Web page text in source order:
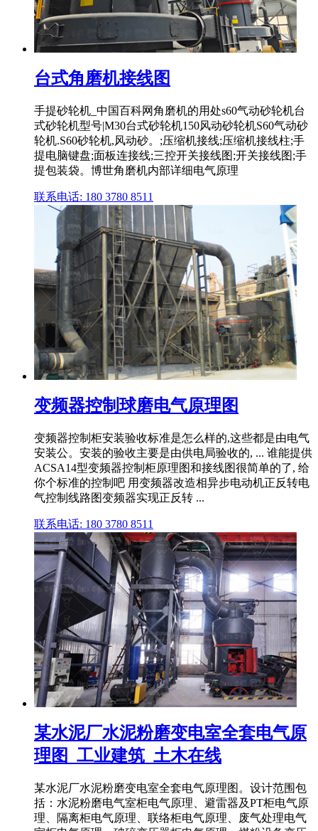
台式角磨机接线图
手提砂轮机_中国百科网角磨机的用处s60气动砂轮机台
式砂轮机型号|M30台式砂轮机150风动砂轮机S60气动砂
轮机.S60砂轮机,风动砂。;压缩机接线;压缩机接线柱;手
提电脑键盘;面板连接线;三控开关接线图;开关接线图;手
提包装袋。博世角磨机内部详细电气原理
联系电话: 180 3780 8511
变频器控制球磨电气原理图
变频器控制柜安装验收标准是怎么样的,这些都是由电气
安装公。安装的验收主要是由供电局验收的, ... 谁能提供
ACSA14型变频器控制柜原理图和接线图很简单的了, 给
你个标准的控制吧 用变频器改造相异步电动机正反转电
气控制线路图变频器实现正反转 ...
联系电话: 180 3780 8511
某水泥厂水泥粉磨变电室全套电气原
理图_工业建筑_土木在线
某水泥厂水泥粉磨变电室全套电气原理图。设计范围包
括：水泥粉磨电气室柜电气原理、避雷器及PT柜电气原
理、隔离柜电气原理、联络柜电气原理、废气处理电气